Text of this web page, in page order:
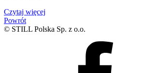
Czytaj więcej
Powrót
© STILL Polska Sp. z o.o.